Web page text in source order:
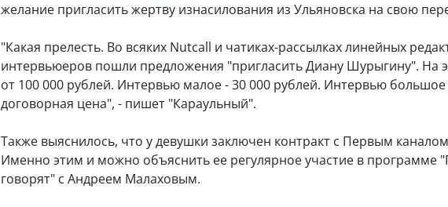
желание пригласить жертву изнасилования из Ульяновска на свою
"Какая прелесть. Во всяких Nutcall и чатиках-рассылках линейных
интервьюеров пошли предложения "пригласить Диану Шурыгину". На
от 100 000 рублей. Интервью малое - 30 000 рублей. Интервью большое
договорная цена", - пишет "Караульный".
Также выяснилось, что у девушки заключен контракт с Первым
Именно этим и можно объяснить ее регулярное участие в программе
говорят" с Андреем Малаховым.